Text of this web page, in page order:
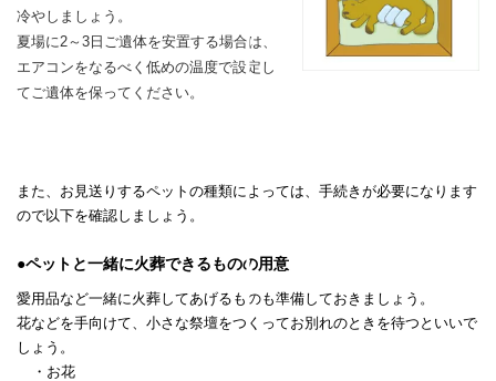
冷やしましょう。
夏場に2～3日ご遺体を安置する場合は、
エアコンをなるべく低めの温度で設定し
てご遺体を保ってください。
また、お見送りするペットの種類によっては、手続きが必要になります
ので以下を確認しましょう。
●ペットと一緒に火葬できるものの用意
愛用品など一緒に火葬してあげるものも準備しておきましょう。
花などを手向けて、小さな祭壇をつくってお別れのときを待つといいで
しょう。
・お花